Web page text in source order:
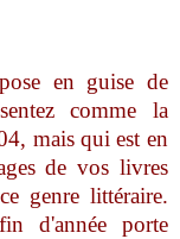
en guise de
comme la
mais qui est en
de vos livres
genre littéraire.
d'année porte